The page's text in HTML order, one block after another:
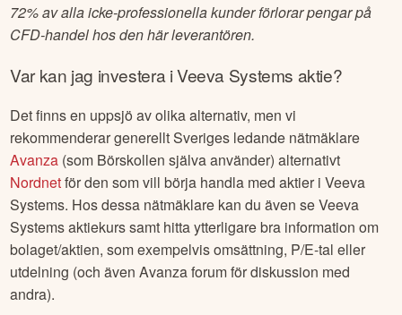
72% av alla icke-professionella kunder förlorar pengar på
CFD-handel hos den här leverantören.
Var kan jag investera iVeeva Systems aktie?
Det finns en uppsjö av olika alternativ, men vi
rekommenderar generellt Sveriges ledande nätmäklare
Avanza (som Börskollen själva använder) alternativt
Nordnetför den som vill börja handla med aktier iVeeva
Systems. Hos dessa nätmäklare kan du även seVeeva
Systemsaktiekurs samt hitta ytterligare bra information om
bolaget/aktien, som exempelvis omsättning, P/E-tal eller
utdelning (och även Avanza forum för diskussion med
andra).